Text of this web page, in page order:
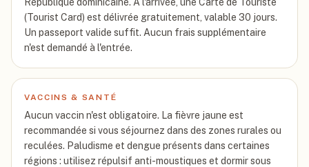
(Tourist Card) est délivrée gratuitement, valable 30 jours.
Un passeport valide suffit. Aucun frais supplémentaire
n'est demandé à l'entrée.
VACCINS & SANTÉ
Aucun vaccin n'est obligatoire. La fièvre jaune est
recommandée si vous séjournez dans des zones rurales ou
reculées. Paludisme et dengue présents dans certaines
régions : utilisez répulsif anti-moustiques et dormir sous